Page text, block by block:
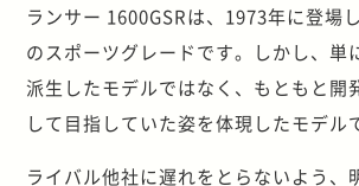
ランサー 1600GSRは、1973年に登場
のスポーツグレードです。しかし、単
派生したモデルではなく、もともと開
して目指していた姿を体現したモデル
ライバル他社に遅れをとらないよう、